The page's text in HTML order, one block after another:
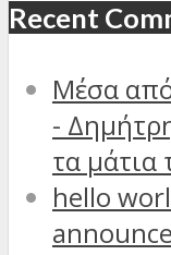
Recent
Μέσα
-
τα μάτια
hello